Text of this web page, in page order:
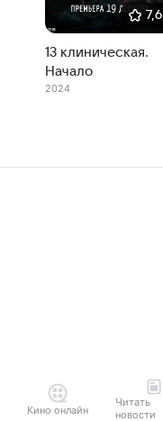
7,6
13 клиническая.
Начало
2024
Кино онлайн
Читать
новости